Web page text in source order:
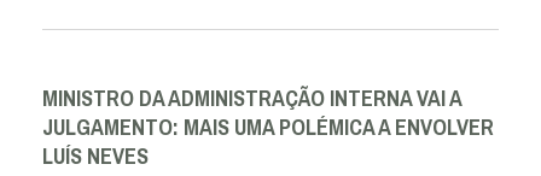
MINISTRO DA ADMINISTRAÇÃO INTERNA VAI A
JULGAMENTO: MAIS UMA POLÉMICA A ENVOLVER
LUÍS NEVES